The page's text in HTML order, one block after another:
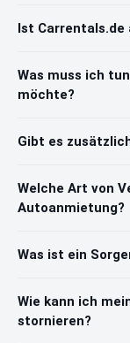
Ist Carrentals.de
Was muss ich
möchte?
Gibt es
Welche Art von
Autoanmietung?
Was ist ein
Wie kann ich
stornieren?